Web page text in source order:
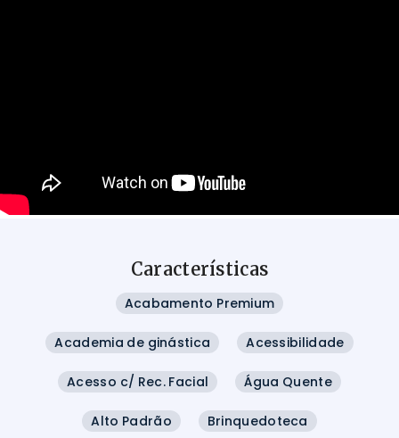
Características
Acabamento Premium
Academia de ginástica Acessibilidade
Acesso c/ Rec. Facial Água Quente
Alto Padrão Brinquedoteca